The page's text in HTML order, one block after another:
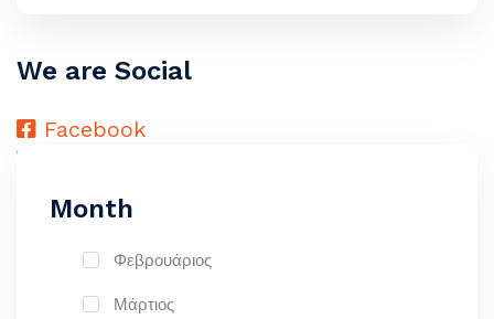
We are Social
Facebook
Month
Φεβρουάριος
Μάρτιος